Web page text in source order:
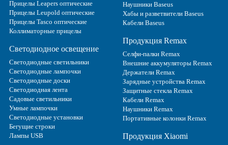
Прицелы Leapers оптические
Прицелы Leupold оптические
Прицелы Tasco оптические
Коллиматорные прицелы
Светодиодное освещение
Светодиодные светильники
Светодиодные лампочки
Светодиодные доски
Светодиодная лента
Садовые светильники
Умные лампочки
Светодиодные установки
Бегущие строки
Лампы USB
Наушники Baseus
Хабы и разветвители Baseus
Кабели Baseus
Продукция Remax
Селфи-палки Remax
Внешние аккумуляторы Remax
Держатели Remax
Зарядные устройства Remax
Защитные стекла Remax
Кабели Remax
Наушники Remax
Портативные колонки Remax
Продукция Xiaomi